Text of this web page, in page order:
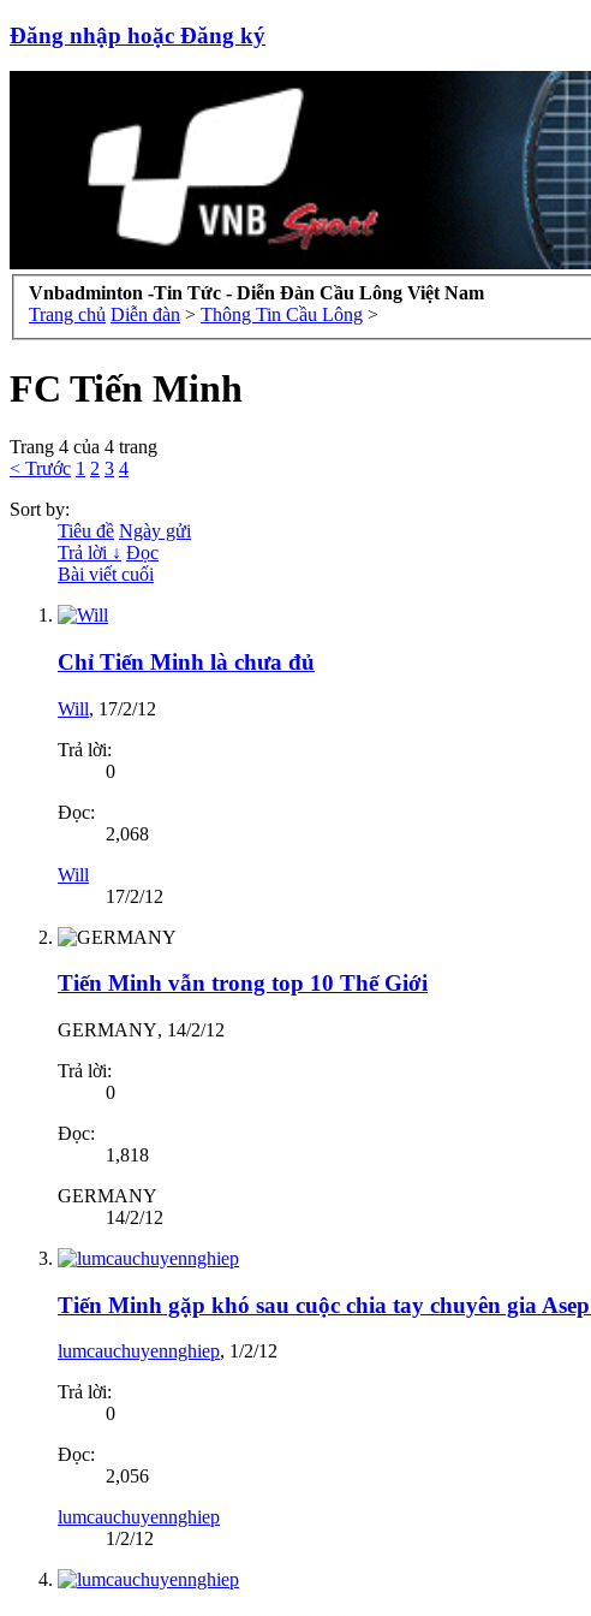
Đăng nhập hoặc Đăng ký
Vnbadminton -Tin Tức - Diễn Đàn Cầu Lông Việt Nam
Trang chủ Diễn đàn > Thông Tin Cầu Lông >
FC Tiến Minh
Trang 4 của 4 trang
< Trước 1 2 3 4
Sort by:
Tiêu đề Ngày gửi
Trả lời ↓ Đọc
Bài viết cuối
Chỉ Tiến Minh là chưa đủ
Will, 17/2/12
Trả lời:
0
Đọc:
2,068
Will
17/2/12
Tiến Minh vẫn trong top 10 Thế Giới
GERMANY, 14/2/12
Trả lời:
0
Đọc:
1,818
GERMANY
14/2/12
Tiến Minh gặp khó sau cuộc chia tay chuyên gia
lumcauchuyennghiep, 1/2/12
Trả lời:
0
Đọc:
2,056
lumcauchuyennghiep
1/2/12